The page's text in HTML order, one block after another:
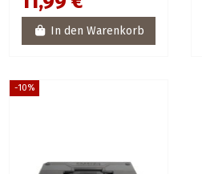
In den Warenkorb
-10%